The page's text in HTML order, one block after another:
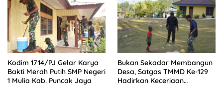
Kodim 1714/PJ Gelar Karya
Bakti Merah Putih SMP Negeri
1 Mulia Kab. Puncak Jaya
Bukan Sekadar Membangun
Desa, Satgas TMMD Ke-129
Hadirkan Keceriaan